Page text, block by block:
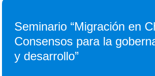
Seminario “Migración en
Consensos para la
y desarrollo”